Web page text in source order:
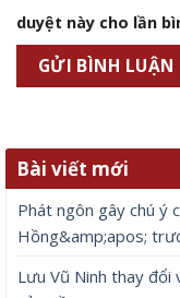
duyệt này cho lần
Bài viết mới
Phát ngôn gây chú ý
Hồng&amp;apos;
Lưu Vũ Ninh thay